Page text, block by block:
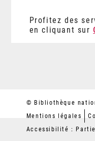
Profitez des
en cliquant sur
© Bibliothèque
Mentions légales
Accessibilité :